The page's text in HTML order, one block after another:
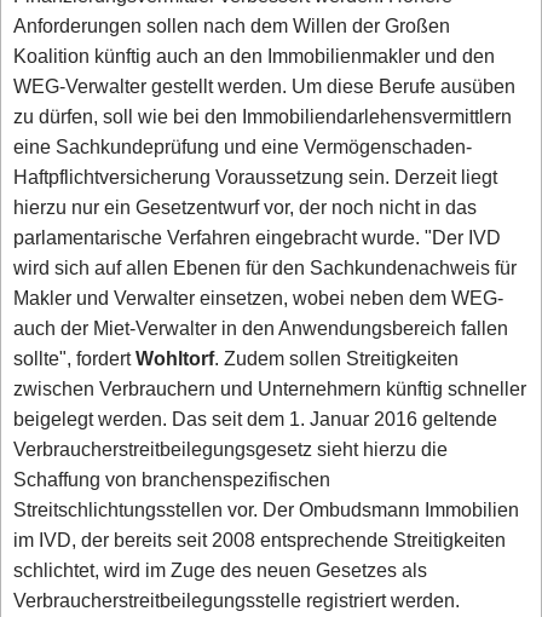
Anforderungen sollen nach dem Willen der Großen
Koalition künftig auch an den Immobilienmakler und den
WEG-Verwalter gestellt werden. Um diese Berufe ausüben
zu dürfen, soll wie bei den Immobiliendarlehensvermittlern
eine Sachkundeprüfung und eine Vermögenschaden-
Haftpflichtversicherung Voraussetzung sein. Derzeit liegt
hierzu nur ein Gesetzentwurf vor, der noch nicht in das
parlamentarische Verfahren eingebracht wurde. "Der IVD
wird sich auf allen Ebenen für den Sachkundenachweis für
Makler und Verwalter einsetzen, wobei neben dem WEG-
auch der Miet-Verwalter in den Anwendungsbereich fallen
sollte", fordertWohltorf. Zudem sollen Streitigkeiten
zwischen Verbrauchern und Unternehmern künftig schneller
beigelegt werden. Das seit dem 1. Januar 2016 geltende
Verbraucherstreitbeilegungsgesetz sieht hierzu die
Schaffung von branchenspezifischen
Streitschlichtungsstellen vor. Der Ombudsmann Immobilien
im IVD, der bereits seit 2008 entsprechende Streitigkeiten
schlichtet, wird im Zuge des neuen Gesetzes als
Verbraucherstreitbeilegungsstelle registriert werden.